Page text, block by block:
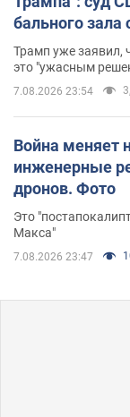
бального
Трамп уже заявил,
это "ужасным
7.08.2026 23:54
Война меняет
инженерные
дронов. Фото
Это
Макса"
7.08.2026 23:47